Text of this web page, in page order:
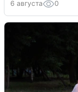
6 августа 0